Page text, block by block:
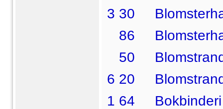
3 30
86
50
6 20
1 64 Bokbinderi